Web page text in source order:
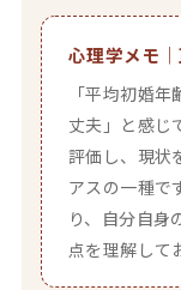
心理学メモ
「平均初婚
丈夫」と感じ
評価し、現状
アスの一種で
り、自分自身
点を理解して